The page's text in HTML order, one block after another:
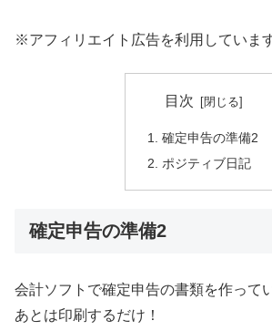
※アフィリエイト広告を利用していま
目次
確定申告の準備2
ポジティブ日記
確定申告の準備2
会計ソフトで確定申告の書類を作って
あとは印刷するだけ！